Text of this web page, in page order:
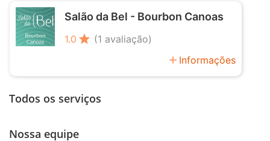
Salão da Bel - Bourbon Canoas
1.0 star (1 avaliação)
add Informações
Todos os serviços
Nossa equipe